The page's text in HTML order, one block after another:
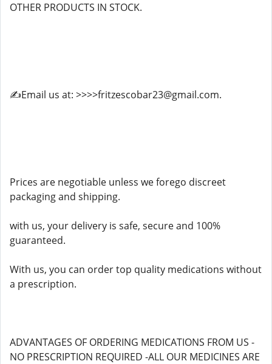
OTHER PRODUCTS IN STOCK.
✍️Email us at: >>>>fritzescobar23@gmail.com.
Prices are negotiable unless we forego discreet
packaging and shipping.
with us, your delivery is safe, secure and 100%
guaranteed.
With us, you can order top quality medications without
a prescription.
ADVANTAGES OF ORDERING MEDICATIONS FROM US -
NO PRESCRIPTION REQUIRED -ALL OUR MEDICINES ARE